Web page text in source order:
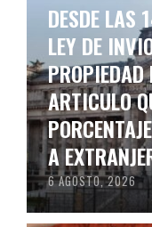
DESDE LAS
LEY DE
ARTICULO
A
6 AGOSTO, 2026